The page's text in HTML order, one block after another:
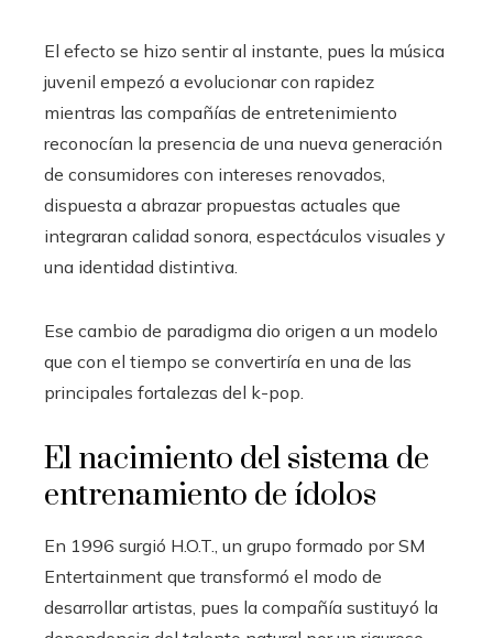
El efecto se hizo sentir al instante, pues la música
juvenil empezó a evolucionar con rapidez
mientras las compañías de entretenimiento
reconocían la presencia de una nueva generación
de consumidores con intereses renovados,
dispuesta a abrazar propuestas actuales que
integraran calidad sonora, espectáculos visuales y
una identidad distintiva.
Ese cambio de paradigma dio origen a un modelo
que con el tiempo se convertiría en una de las
principales fortalezas del k-pop.
El nacimiento del sistema de
entrenamiento de ídolos
En 1996 surgió H.O.T., un grupo formado por SM
Entertainment que transformó el modo de
desarrollar artistas, pues la compañía sustituyó la